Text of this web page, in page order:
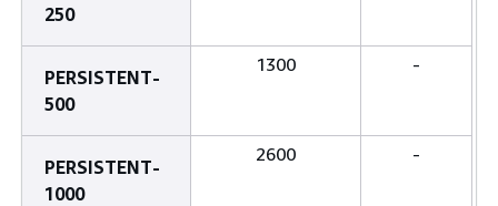
250
PERSISTENT-
500
1300 ‐
PERSISTENT-
1000
2600 ‐